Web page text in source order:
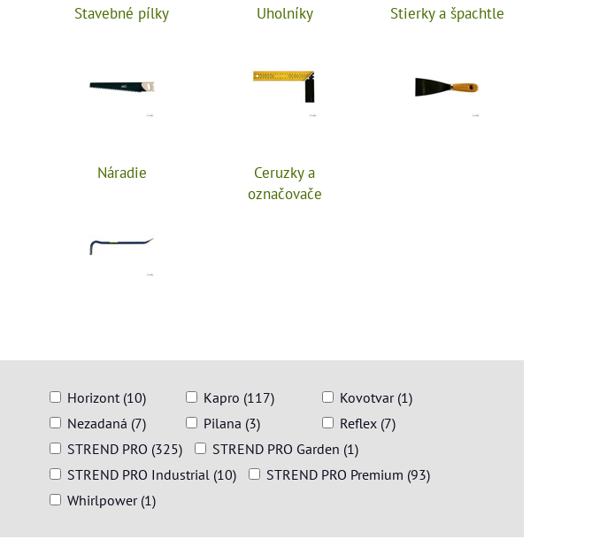
Stavebné pílky Uholníky Stierky a špachtle
Náradie
Ceruzky a
označovače
Horizont (10) Kapro (117)
Kovotvar (1)
Nezadaná (7)
Pilana (3)
Reflex (7)
STREND PRO (325)
STREND PRO Garden (1)
STREND PRO Industrial (10)
STREND PRO Premium (93)
Whirlpower (1)